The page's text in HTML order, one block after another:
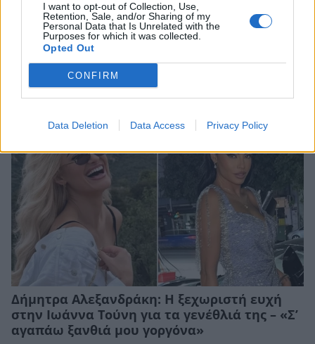
I want to opt-out of Collection, Use,
Retention, Sale, and/or Sharing of my
Personal Data that Is Unrelated with the
Purposes for which it was collected.
Opted Out
CONFIRM
Data Deletion Data Access Privacy Policy
Ελένη Χατζίδου: Το φωτογραφικό άλμπουμ
από το καλοκαίρι της με τον Ετεοκλή Παύλου
και την κόρη τους
Δήμητρα Αλεξανδράκη: Η ξεχωριστή ευχή
στην Ιωάννα Τούνη για τα γενέθλιά της – «Σ’
αγαπάω ξανθιά μου γοργόνα»